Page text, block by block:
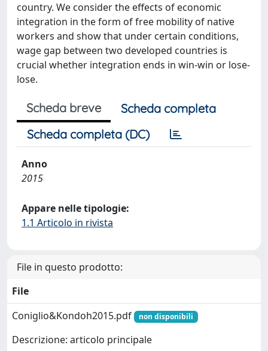
country. We consider the effects of economic
integration in the form of free mobility of native
workers and show that under certain conditions,
wage gap between two developed countries is
crucial whether integration ends in win-win or lose-
lose.
Scheda breve
Scheda completa
Scheda completa (DC)
Anno
2015
Appare nelle tipologie:
1.1 Articolo in rivista
File in questo prodotto:
File
Coniglio&Kondoh2015.pdf
non disponibili
Descrizione: articolo principale